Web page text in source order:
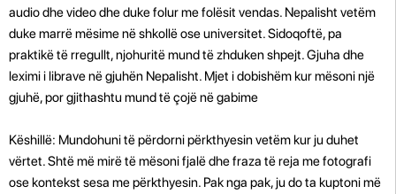
audio dhe video dhe duke folur me folësit vendas. Nepalisht vetëm
duke marrë mësime në shkollë ose universitet. Sidoqoftë, pa
praktikë të rregullt, njohuritë mund të zhduken shpejt. Gjuha dhe
leximi i librave në gjuhën Nepalisht. Mjet i dobishëm kur mësoni një
gjuhë, por gjithashtu mund të çojë në gabime
Këshillë: Mundohuni të përdorni përkthyesin vetëm kur ju duhet
vërtet. Shtë më mirë të mësoni fjalë dhe fraza të reja me fotografi
ose kontekst sesa me përkthyesin. Pak nga pak, ju do ta kuptoni më